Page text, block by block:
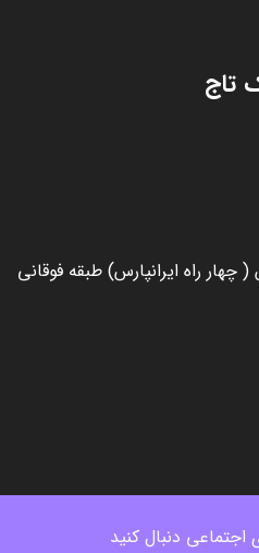
تاج
راه ایرانپارس) طبقه فوقانی
اجتماعی دنبال کنید